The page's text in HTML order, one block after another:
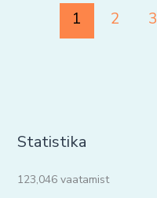
1 2 3
Statistika
123,046 vaatamist